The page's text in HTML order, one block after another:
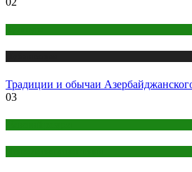
Традиции и обычаи
03